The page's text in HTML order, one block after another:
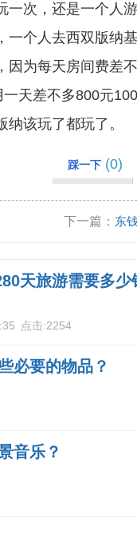
一次，还是一个人
一个人去西双版纳
因为每天房间费差
天差不多800元
该玩了都玩了。
踩一下 (0)
下一篇： 东
格？
天旅游需要多少
点击:2254
必要的物品？
音乐？